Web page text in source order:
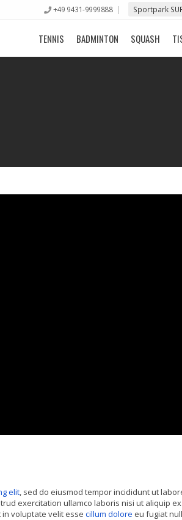
+49 9431-9999888 Sportpark
TENNIS BADMINTON SQUASH
elit, sed do eiusmod tempor incididunt ut
exercitation ullamco laboris nisi ut aliquip
voluptate velit esse cillum dolore eu fugiat